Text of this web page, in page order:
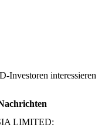
interessieren
LIMITED: